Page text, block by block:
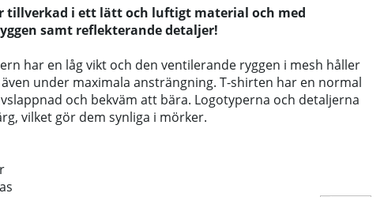
tillverkad i ett lätt och luftigt material och med
samt reflekterande detaljer!
har en låg vikt och den ventilerande ryggen i mesh håller
under maximala ansträngning. T-shirten har en normal
och bekväm att bära. Logotyperna och detaljerna
vilket gör dem synliga i mörker.